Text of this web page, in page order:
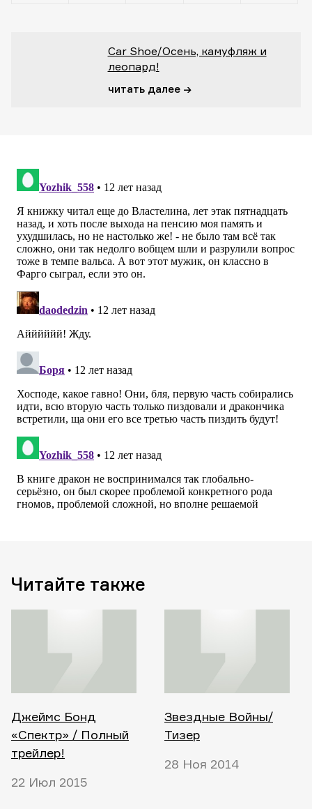
Car Shoe/Осень, камуфляж и
леопард!
читать далее →
Читайте также
Джеймс Бонд
«Спектр» / Полный
трейлер!
22 Июл 2015
Звездные Войны/
Тизер
28 Ноя 2014